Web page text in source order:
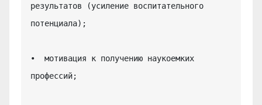
результатов (усиление воспитательного
потенциала);
•  мотивация к получению наукоемких
профессий;